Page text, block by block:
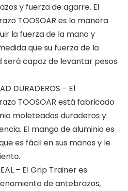
y fuerza de agarre. El
TOOSOAR es la manera
la fuerza de la mano y
que su fuerza de la
será capaz de levantar pesos
DURADEROS – El
TOOSOAR está fabricado
moleteados duraderos y
El mango de aluminio es
es fácil en sus manos y le
– El Grip Trainer es
de antebrazos,